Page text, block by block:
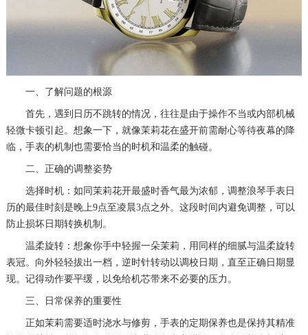
一、了解问题的根源
首先，遇到日历不跳转的情况，往往是由于操作不当或内部机械
轻微卡顿引起。想象一下，就像茉莉花在盛开前需耐心等待夜幕的降
临，手表的机制也需要恰当的时机和温柔的触碰。
二、正确的调整姿势
选择时机：如同茉莉花开最盛时香气最为浓郁，调整浪琴手表日
历的最佳时刻是晚上9点至凌晨3点之外。这段时间内避免调整，可以
防止损坏日期转换机制。
温柔旋转：想象你手中轻握一朵茉莉，用同样的细腻与温柔旋转
表冠。向外轻轻拔出一档，逆时针转动以调校日期，直至正确日期显
现。记得动作要平缓，以免给机芯带来不必要的压力。
三、日常保养的重要性
正如茉莉需要适时浇水与修剪，手表的定期保养也是保持其精准